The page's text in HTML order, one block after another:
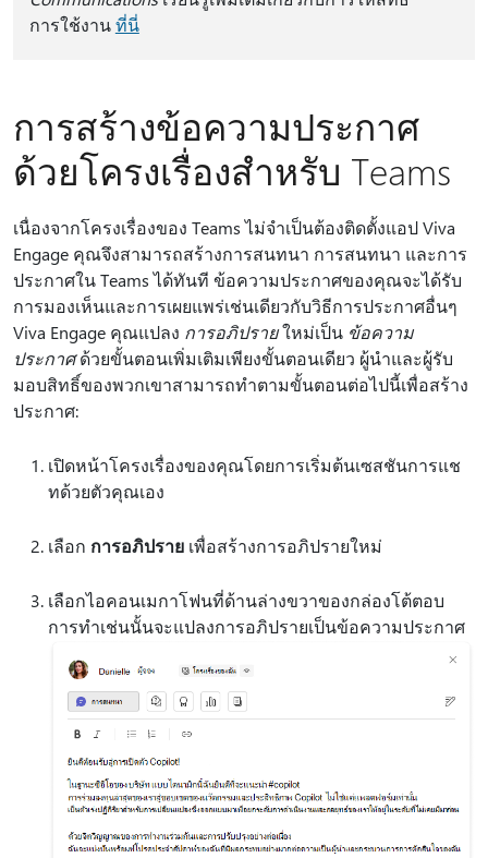
การใช้งานที่นี่
การสร้างข้อความประกาศ
ด้วยโครงเรื่องสําหรับ Teams
เนื่องจากโครงเรื่องของ Teams ไม่จําเป็นต้องติดตั้งแอป Viva
Engage คุณจึงสามารถสร้างการสนทนา การสนทนา และการ
ประกาศใน Teams ได้ทันที ข้อความประกาศของคุณจะได้รับ
การมองเห็นและการเผยแพร่เช่นเดียวกับวิธีการประกาศอื่นๆ
Viva Engage คุณแปลง การอภิปรายใหม่เป็น ข้อความ
ประกาศด้วยขั้นตอนเพิ่มเติมเพียงขั้นตอนเดียว ผู้นําและผู้รับ
มอบสิทธิ์ของพวกเขาสามารถทําตามขั้นตอนต่อไปนี้เพื่อสร้าง
ประกาศ:
เปิดหน้าโครงเรื่องของคุณโดยการเริ่มต้นเซสชันการแช
ทด้วยตัวคุณเอง
เลือก การอภิปราย เพื่อสร้างการอภิปรายใหม่
เลือกไอคอนเมกาโฟนที่ด้านล่างขวาของกล่องโต้ตอบ
การทําเช่นนั้นจะแปลงการอภิปรายเป็นข้อความประกาศ